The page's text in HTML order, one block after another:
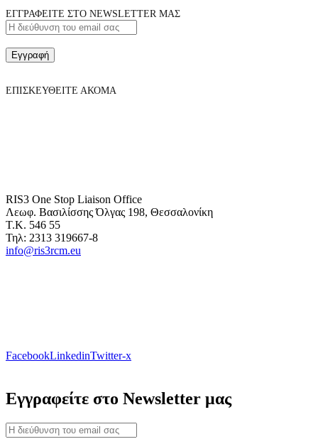
ΕΓΓΡΑΦΕΙΤΕ ΣΤΟ NEWSLETTER ΜΑΣ
Εγγραφή
ΕΠΙΣΚΕΥΘΕΙΤΕ ΑΚΟΜΑ
RIS3 One Stop Liaison Office
Λεωφ. Βασιλίσσης Όλγας 198, Θεσσαλονίκη
Τ.Κ. 546 55
Τηλ: 2313 319667-8
info@ris3rcm.eu
FacebookLinkedinTwitter-x
Εγγραφείτε στο Newsletter μας